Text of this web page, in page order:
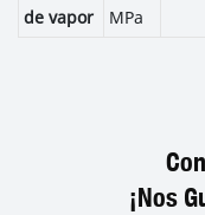
de vapor
MPa
¡Nos